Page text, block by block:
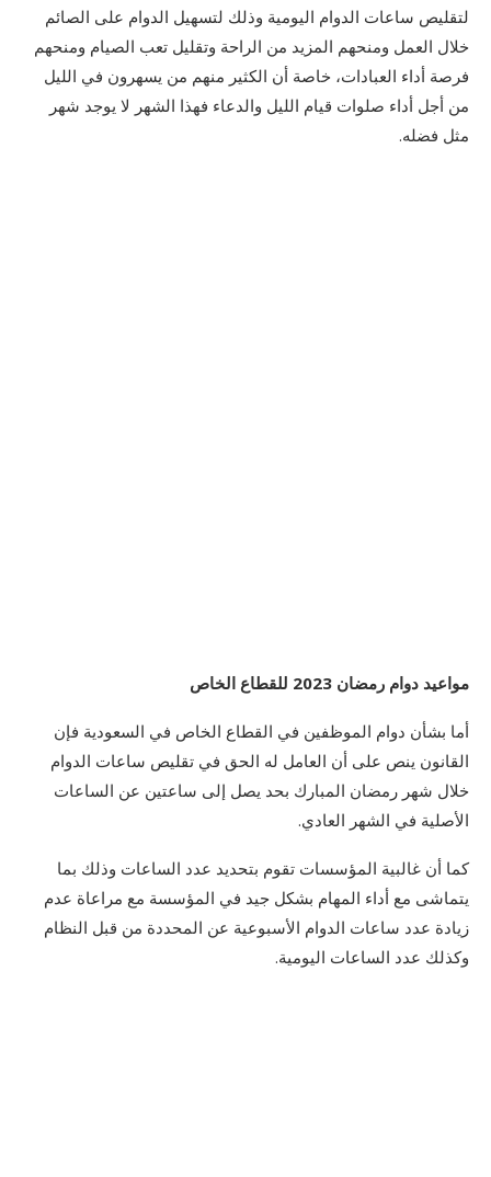
لتقليص ساعات الدوام اليومية وذلك لتسهيل الدوام على الصائم
خلال العمل ومنحهم المزيد من الراحة وتقليل تعب الصيام ومنحهم
فرصة أداء العبادات، خاصة أن الكثير منهم من يسهرون في الليل
من أجل أداء صلوات قيام الليل والدعاء فهذا الشهر لا يوجد شهر
مثل فضله.
مواعيد دوام رمضان 2023 للقطاع الخاص
أما بشأن دوام الموظفين في القطاع الخاص في السعودية فإن
القانون ينص على أن العامل له الحق في تقليص ساعات الدوام
خلال شهر رمضان المبارك بحد يصل إلى ساعتين عن الساعات
الأصلية في الشهر العادي.
كما أن غالبية المؤسسات تقوم بتحديد عدد الساعات وذلك بما
يتماشى مع أداء المهام بشكل جيد في المؤسسة مع مراعاة عدم
زيادة عدد ساعات الدوام الأسبوعية عن المحددة من قبل النظام
وكذلك عدد الساعات اليومية.